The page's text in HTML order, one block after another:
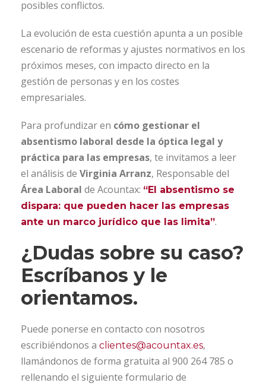
posibles conflictos.
La evolución de esta cuestión apunta a un posible
escenario de reformas y ajustes normativos en los
próximos meses, con impacto directo en la
gestión de personas y en los costes
empresariales.
Para profundizar en cómo gestionar el
absentismo laboral desde la óptica legal y
práctica para las empresas, te invitamos a leer
el análisis de Virginia Arranz, Responsable del
Área Laboral de Acountax: “El absentismo se
dispara: que pueden hacer las empresas
ante un marco jurídico que las limita”.
¿Dudas sobre su caso?
Escríbanos y le
orientamos.
Puede ponerse en contacto con nosotros
escribiéndonos a clientes@acountax.es,
llamándonos de forma gratuita al 900 264 785 o
rellenando el siguiente formulario de